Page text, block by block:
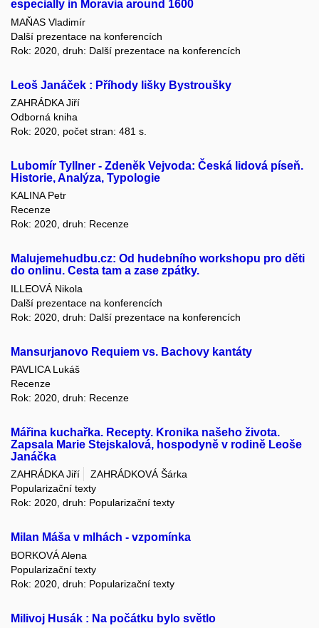
especially in Moravia around 1600
MAŇAS Vladimír
Další prezentace na konferencích
Rok: 2020, druh: Další prezentace na konferencích
Leoš Janáček : Příhody lišky Bystroušky
ZAHRÁDKA Jiří
Odborná kniha
Rok: 2020, počet stran: 481 s.
Lubomír Tyllner - Zdeněk Vejvoda: Česká lidová píseň.
Historie, Analýza, Typologie
KALINA Petr
Recenze
Rok: 2020, druh: Recenze
Malujemehudbu.cz: Od hudebního workshopu pro děti
do onlinu. Cesta tam a zase zpátky.
ILLEOVÁ Nikola
Další prezentace na konferencích
Rok: 2020, druh: Další prezentace na konferencích
Mansurjanovo Requiem vs. Bachovy kantáty
PAVLICA Lukáš
Recenze
Rok: 2020, druh: Recenze
Mářina kuchařka. Recepty. Kronika našeho života.
Zapsala Marie Stejskalová, hospodyně v rodině Leoše
Janáčka
ZAHRÁDKA Jiří
ZAHRÁDKOVÁ Šárka
Popularizační texty
Rok: 2020, druh: Popularizační texty
Milan Máša v mlhách - vzpomínka
BORKOVÁ Alena
Popularizační texty
Rok: 2020, druh: Popularizační texty
Milivoj Husák : Na počátku bylo světlo